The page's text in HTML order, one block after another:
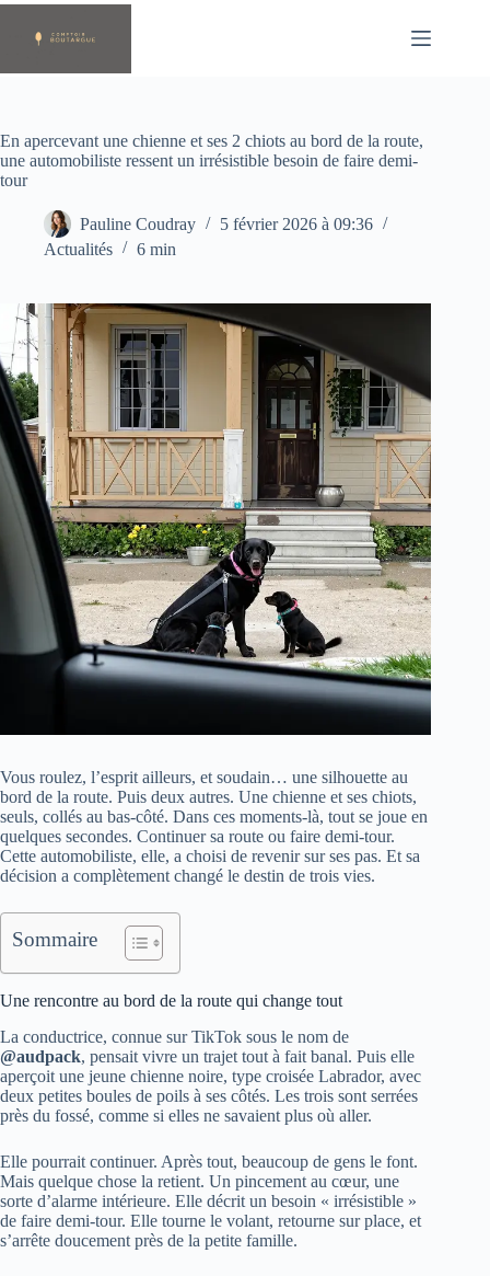
Passer
contenu
En apercevant une chienne et ses 2 chiots au bord de la route,
une automobiliste ressent un irrésistible besoin de faire demi-
tour
Pauline Coudray
5 février 2026 à 09:36
Actualités
6 min
Vous roulez, l’esprit ailleurs, et soudain… une silhouette au
bord de la route. Puis deux autres. Une chienne et ses chiots,
seuls, collés au bas-côté. Dans ces moments-là, tout se joue en
quelques secondes. Continuer sa route ou faire demi-tour.
Cette automobiliste, elle, a choisi de revenir sur ses pas. Et sa
décision a complètement changé le destin de trois vies.
Sommaire
Une rencontre au bord de la route qui change tout
La conductrice, connue sur TikTok sous le nom de
@audpack, pensait vivre un trajet tout à fait banal. Puis elle
aperçoit une jeune chienne noire, type croisée Labrador, avec
deux petites boules de poils à ses côtés. Les trois sont serrées
près du fossé, comme si elles ne savaient plus où aller.
Elle pourrait continuer. Après tout, beaucoup de gens le font.
Mais quelque chose la retient. Un pincement au cœur, une
sorte d’alarme intérieure. Elle décrit un besoin « irrésistible »
de faire demi-tour. Elle tourne le volant, retourne sur place, et
s’arrête doucement près de la petite famille.